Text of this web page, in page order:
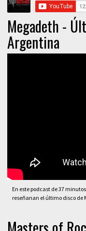
Megadeth -
Argentina
En este podcast de 37
reseñanan el último disco de